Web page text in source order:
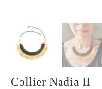
Collier Nadia II